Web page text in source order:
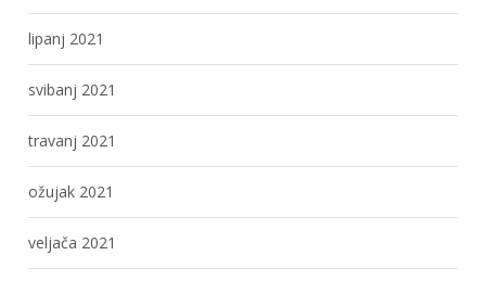
lipanj 2021
svibanj 2021
travanj 2021
ožujak 2021
veljača 2021